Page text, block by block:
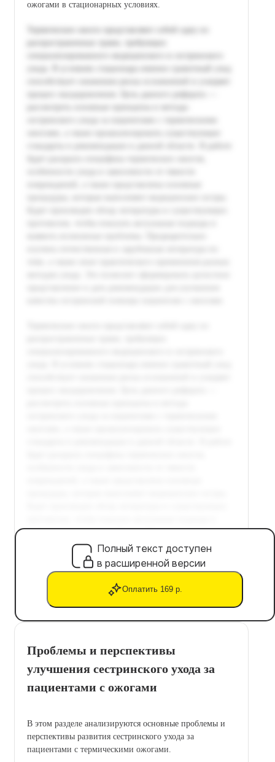
ожогами в стационарных условиях.
Полный текст доступен
в расширенной версии
Оплатить 169 р.
Проблемы и перспективы
улучшения сестринского ухода за
пациентами с ожогами
В этом разделе анализируются основные проблемы и
перспективы развития сестринского ухода за
пациентами с термическими ожогами.